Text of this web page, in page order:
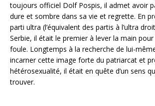
toujours officiel Dolf Pospis, il admet avoir
dure et sombre dans sa vie et regrette. En
parti ultra (l’équivalent des partis à l’ultra
Serbie, il était le premier à lever la main
foule. Longtemps à la recherche de lui-
incarner cette image forte du patriarcat et
hétérosexualité, il était en quête d’un sens
trouver.